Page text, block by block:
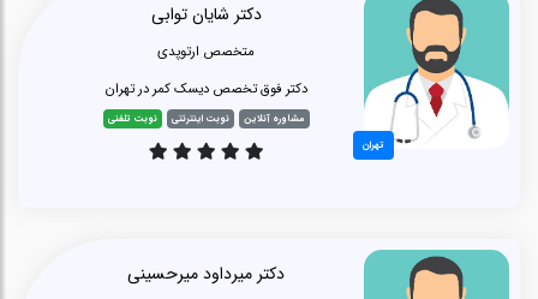
تهران
دکتر شایان توابی
متخصص ارتوپدی
دکتر فوق تخصص دیسک کمر در تهران
مشاوره آنلاین نوبت اینترنتی نوبت تلفنی
دکتر میرداود میرحسینی